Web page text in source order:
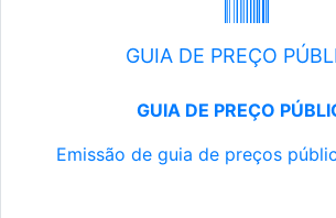
GUIA DE PREÇO
GUIA DE PREÇO
Emissão de guia de preços